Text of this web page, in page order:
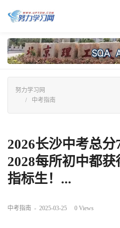
努力学习网
中考指南
2026长沙中考总分
2028每所初中都获
指标生！...
中考指南 - 2025-03-25 0 Views